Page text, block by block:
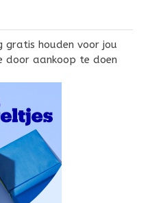
gratis houden voor jou
door aankoop te doen